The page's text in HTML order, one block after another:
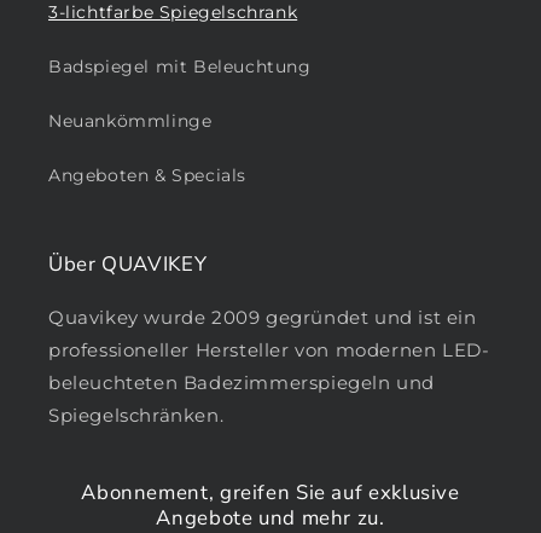
3-lichtfarbe Spiegelschrank
Badspiegel mit Beleuchtung
Neuankömmlinge
Angeboten & Specials
Über QUAVIKEY
Quavikey wurde 2009 gegründet und ist ein
professioneller Hersteller von modernen LED-
beleuchteten Badezimmerspiegeln und
Spiegelschränken.
Abonnement, greifen Sie auf exklusive
Angebote und mehr zu.